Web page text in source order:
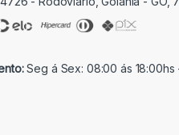
Seg á Sex: 08:00 ás 18:00hs